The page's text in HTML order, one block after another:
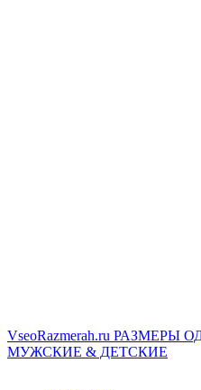
VseoRazmerah.ru РАЗМЕРЫ
МУЖСКИЕ & ДЕТСКИЕ